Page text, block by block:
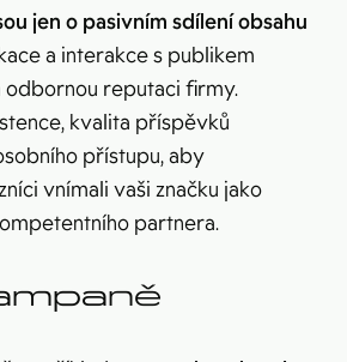
jen o pasivním sdílení obsahu
a interakce s publikem
odbornou reputaci firmy.
kvalita příspěvků
přístupu, aby
vnímali vaši značku jako
partnera.